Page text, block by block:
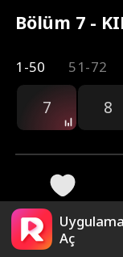
Bölüm 7 -
1-50 51-72
7 8
193
Aç